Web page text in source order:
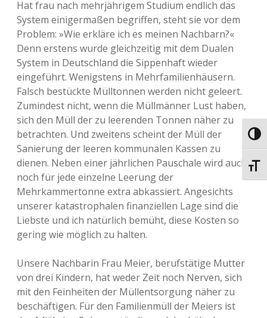
Hat frau nach mehrjährigem Studium endlich das
System einigermaßen begriffen, steht sie vor dem
Problem: »Wie erkläre ich es meinen Nachbarn?«
Denn erstens wurde gleichzeitig mit dem Dualen
System in Deutschland die Sippenhaft wieder
eingeführt. Wenigstens in Mehrfamilienhäusern.
Falsch bestückte Mülltonnen werden nicht geleert.
Zumindest nicht, wenn die Müllmänner Lust haben,
sich den Müll der zu leerenden Tonnen näher zu
betrachten. Und zweitens scheint der Müll der
Sanierung der leeren kommunalen Kassen zu
dienen. Neben einer jährlichen Pauschale wird auch
noch für jede einzelne Leerung der
Mehrkammertonne extra abkassiert. Angesichts
unserer katastrophalen finanziellen Lage sind die
Liebste und ich natürlich bemüht, diese Kosten so
gering wie möglich zu halten.
Unsere Nachbarin Frau Meier, berufstätige Mutter
von drei Kindern, hat weder Zeit noch Nerven, sich
mit den Feinheiten der Müllentsorgung näher zu
beschäftigen. Für den Familienmüll der Meiers ist